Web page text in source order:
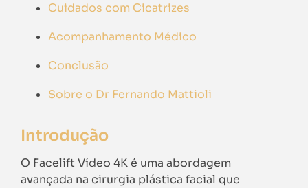
Cuidados com Cicatrizes
Acompanhamento Médico
Conclusão
Sobre o Dr Fernando Mattioli
Introdução
O Facelift Vídeo 4K é uma abordagem
avançada na cirurgia plástica facial que